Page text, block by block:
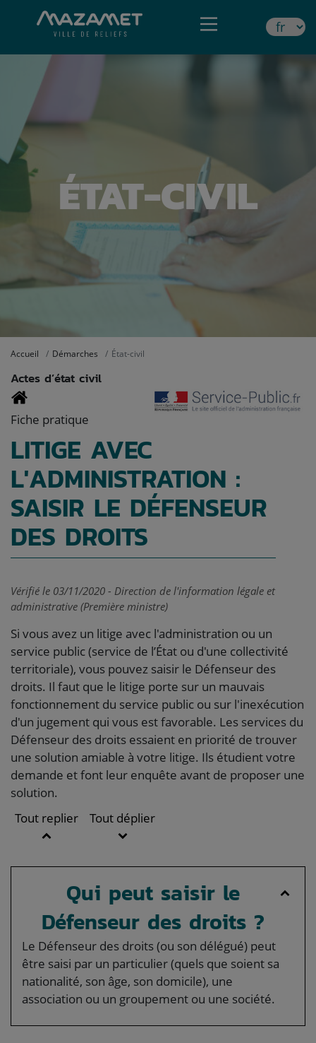
ÉTAT-CIVIL
Accueil Démarches État-civil
Actes d’état civil
Fiche pratique
LITIGE AVEC
L'ADMINISTRATION :
SAISIR LE DÉFENSEUR
DES DROITS
Vérifié le 03/11/2020 - Direction de l'information légale et
administrative (Première ministre)
Si vous avez un litige avec l'administration ou un
service public (service de l’État ou d'une collectivité
territoriale), vous pouvez saisir le Défenseur des
droits. Il faut que le litige porte sur un mauvais
fonctionnement du service public ou sur l'inexécution
d'un jugement qui vous est favorable. Les services du
Défenseur des droits essaient en priorité de trouver
une solution amiable à votre litige. Ils étudient votre
demande et font leur enquête avant de proposer une
solution.
Tout replier
Tout déplier
Qui peut saisir le
Défenseur des droits ?
Le Défenseur des droits (ou son délégué) peut
être saisi par un particulier (quels que soient sa
nationalité, son âge, son domicile), une
association ou un groupement ou une société.